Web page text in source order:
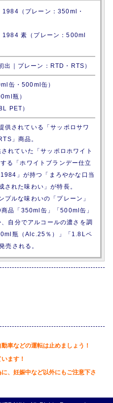
（プレーン：350ml・
1984 素（プレーン：500ml
｜プレーン：RTD・RTS）
缶・500ml缶）
瓶）
PET）
供されている「サッポロサワ
」商品。
れていた「サッポロホワイト
る「ホワイトブランデー仕立
」が持つ「まろやかな口当
された味わい」が特長。
プルな味わいの「プレーン」
品「350ml缶」「500ml缶」
自分でアルコールの濃さを調
瓶（Alc.25％）」「1.8Lペ
売される。
車などの運転は止めましょう！
ます！
、妊娠中など以外にもご注意下さ